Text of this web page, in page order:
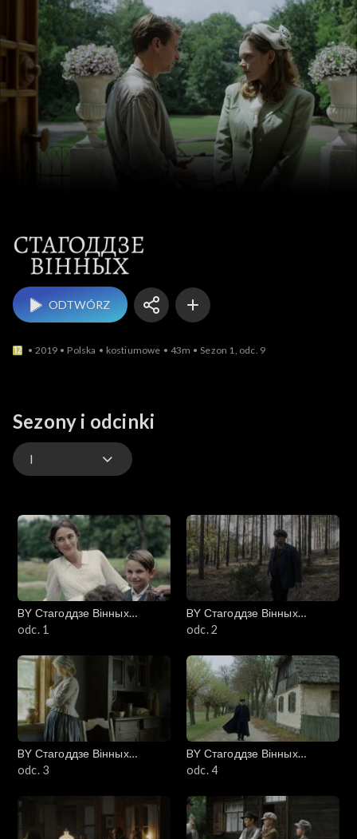
BY
ODTWÓRZ
2019 Polska kostiumowe 43m Sezon 1, odc. 9
Sezony i odcinki
I
II
III
IV
BY Стагоддзе Вінных
(Stulecie Winnych)
odc. 1
BY Стагоддзе Вінных
(Stulecie Winnych)
odc. 2
BY Стагоддзе Вінных
(Stulecie Winnych)
odc. 3
BY Стагоддзе Вінных
(Stulecie Winnych)
odc. 4